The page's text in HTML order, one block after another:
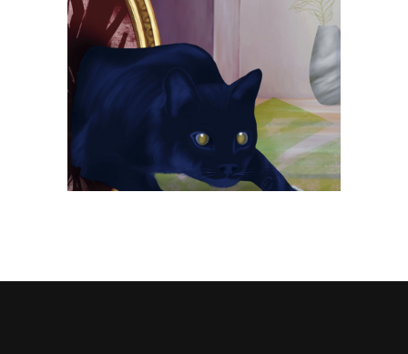
LÖK ZINE #17
Édition